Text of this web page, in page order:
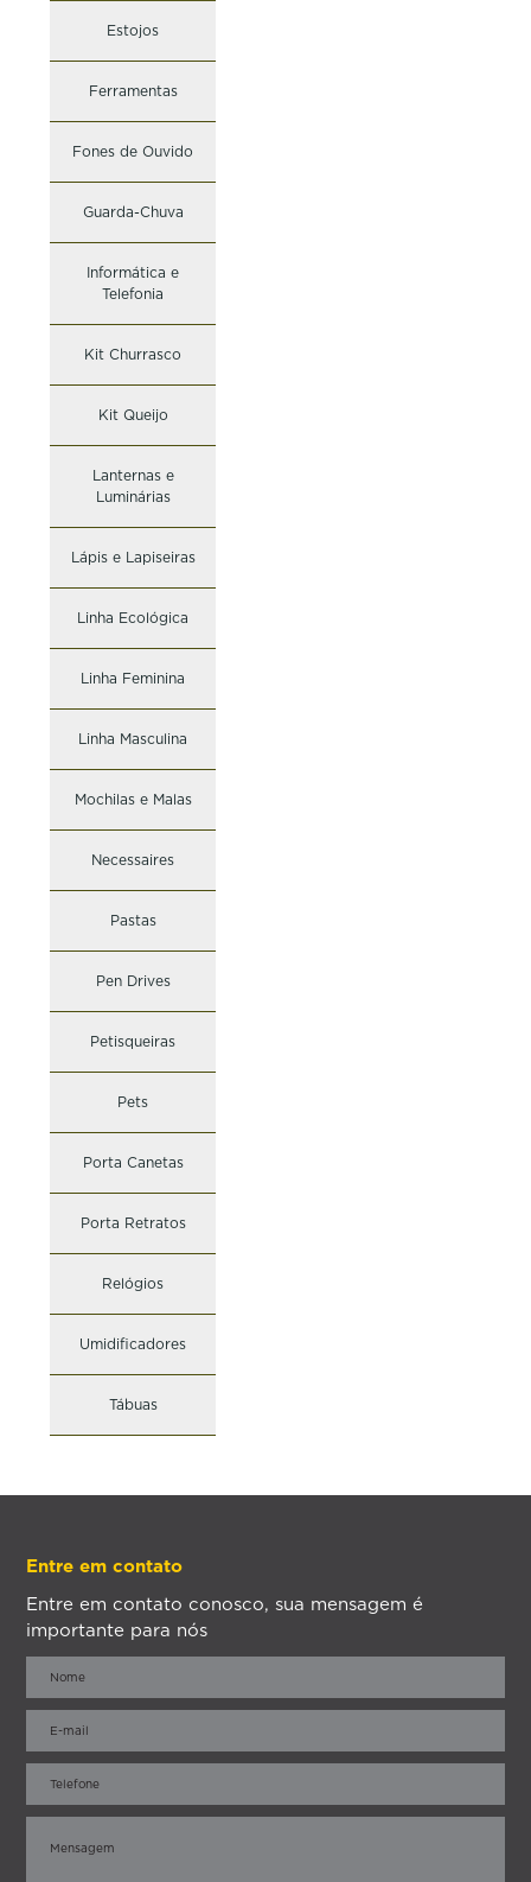
Estojos
Ferramentas
Fones de Ouvido
Guarda-Chuva
Informática e
Telefonia
Kit Churrasco
Kit Queijo
Lanternas e
Luminárias
Lápis e Lapiseiras
Linha Ecológica
Linha Feminina
Linha Masculina
Mochilas e Malas
Necessaires
Pastas
Pen Drives
Petisqueiras
Pets
Porta Canetas
Porta Retratos
Relógios
Umidificadores
Tábuas
Entre em contato
Entre em contato conosco, sua mensagem é
importante para nós